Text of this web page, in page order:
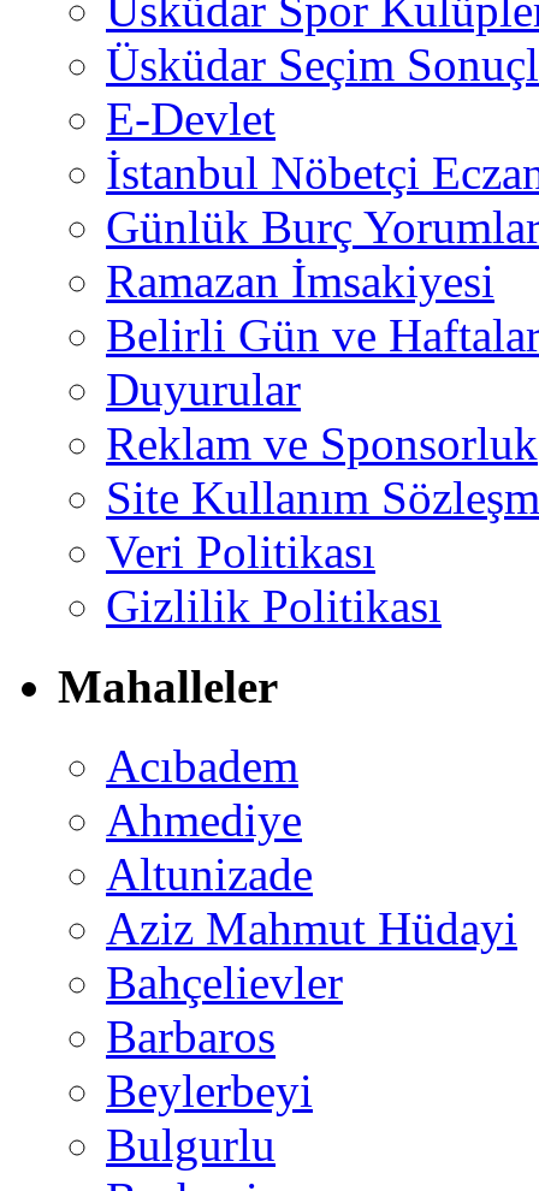
Üsküdar Spor
Üsküdar Seçim
E-Devlet
İstanbul Nöbetçi
Günlük Burç
Ramazan İmsakiyesi
Belirli Gün ve
Duyurular
Reklam ve Sponsorluk
Site Kullanım
Veri Politikası
Gizlilik Politikası
Mahalleler
Acıbadem
Ahmediye
Altunizade
Aziz Mahmut Hüdayi
Bahçelievler
Barbaros
Beylerbeyi
Bulgurlu